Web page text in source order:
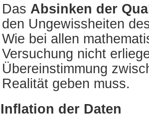
Das Absinken der
den Ungewissheiten
Wie bei allen
Versuchung nicht
Übereinstimmung
Realität geben muss.
Inflation der Daten